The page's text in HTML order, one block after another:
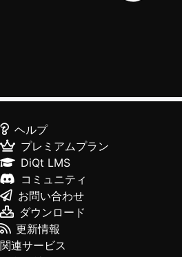
ヘルプ
プレミアムプラン
DiQt LMS
コミュニティ
お問い合わせ
ダウンロード
更新情報
関連サービス